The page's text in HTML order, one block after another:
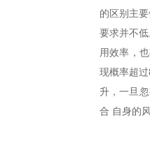
的区别主
要求并不
用效率，
现概率超
升，一旦
合 自身的